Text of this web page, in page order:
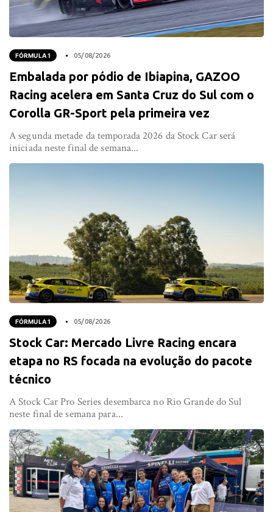
FÓRMULA 1 05/08/2026
Embalada por pódio de Ibiapina, GAZOO
Racing acelera em Santa Cruz do Sul com o
Corolla GR-Sport pela primeira vez
A segunda metade da temporada 2026 da Stock Car será
iniciada neste final de semana...
FÓRMULA 1 05/08/2026
Stock Car: Mercado Livre Racing encara
etapa no RS focada na evolução do pacote
técnico
A Stock Car Pro Series desembarca no Rio Grande do Sul
neste final de semana para...